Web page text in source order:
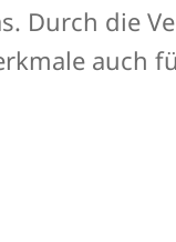
Durch die
auch